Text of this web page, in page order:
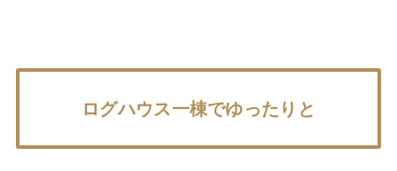
ログハウス一棟でゆったりと